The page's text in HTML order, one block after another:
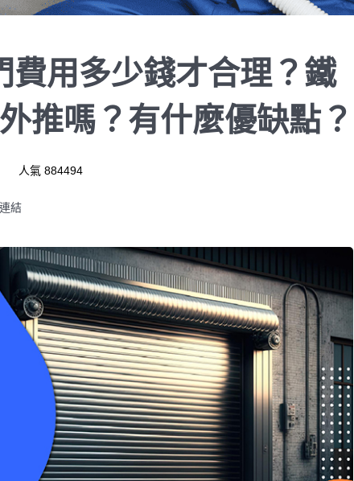
費用多少錢才合理？鐵
推嗎？有什麼優缺點？
人氣 884494
結